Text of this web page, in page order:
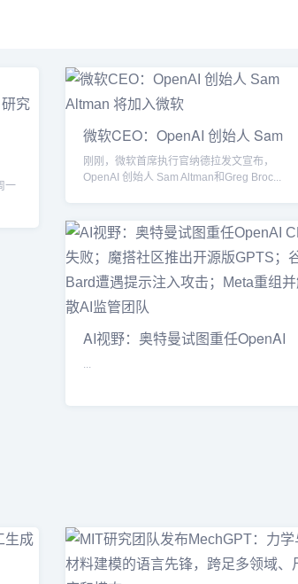
一
微软CEO：OpenAI 创始人 Sam
Altman
刚刚，微软首席执行官纳德拉发文宣布，
OpenAI 创始人 Sam Altman和Greg Broc...
AI视野：奥特曼试图重任OpenAI
...